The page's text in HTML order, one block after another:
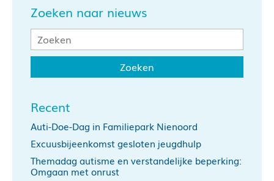
Zoeken naar nieuws
Recent
Auti-Doe-Dag in Familiepark Nienoord
Excuusbijeenkomst gesloten jeugdhulp
Themadag autisme en verstandelijke beperking:
Omgaan met onrust